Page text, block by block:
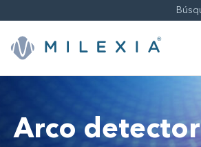
contenido
Arco detector